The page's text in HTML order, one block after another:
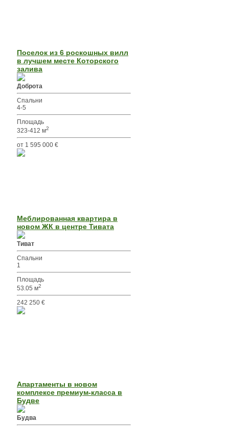
Поселок из 6 роскошных вилл
в лучшем месте Которского
залива
Доброта
Спальни
4-5
Площадь
323-412 м2
от 1 595 000 €
Меблированная квартира в
новом ЖК в центре Тивата
Тиват
Спальни
1
Площадь
53.05 м2
242 250 €
Апартаменты в новом
комплексе премиум-класса в
Будве
Будва